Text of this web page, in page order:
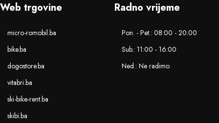
Web trgovine
micro-romobil.ba
bike.ba
dogostore.ba
vitabri.ba
ski-bike-rent.ba
skibi.ba
Radno vrijeme
Pon. - Pet.: 08:00 - 20:00
Sub.: 11:00 - 16:00
Ned.: Ne radimo